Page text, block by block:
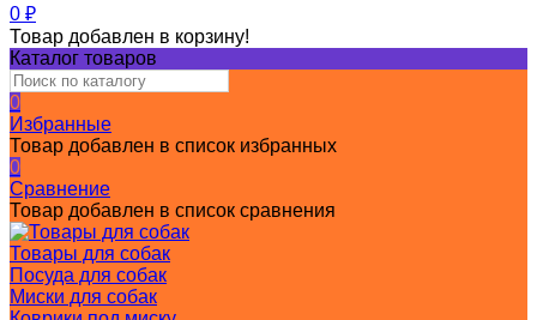
0 ₽
Товар добавлен в корзину!
Каталог товаров
0
Избранные
Товар добавлен в список избранных
0
Сравнение
Товар добавлен в список сравнения
Товары для собак
Посуда для собак
Миски для собак